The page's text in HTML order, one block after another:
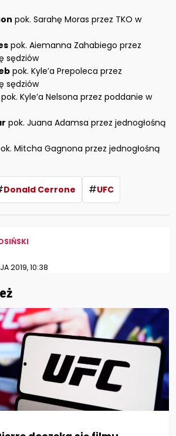
pok. Sarahę Moras przez TKO w
pok. Aiemanna Zahabiego przez
sędziów
pok. Kyle’a Prepoleca przez
sędziów
pok. Kyle’a Nelsona przez poddanie w
pok. Juana Adamsa przez jednogłośną
Mitcha Gagnona przez jednogłośną
Donald Cerrone #UFC
2019, 10:38